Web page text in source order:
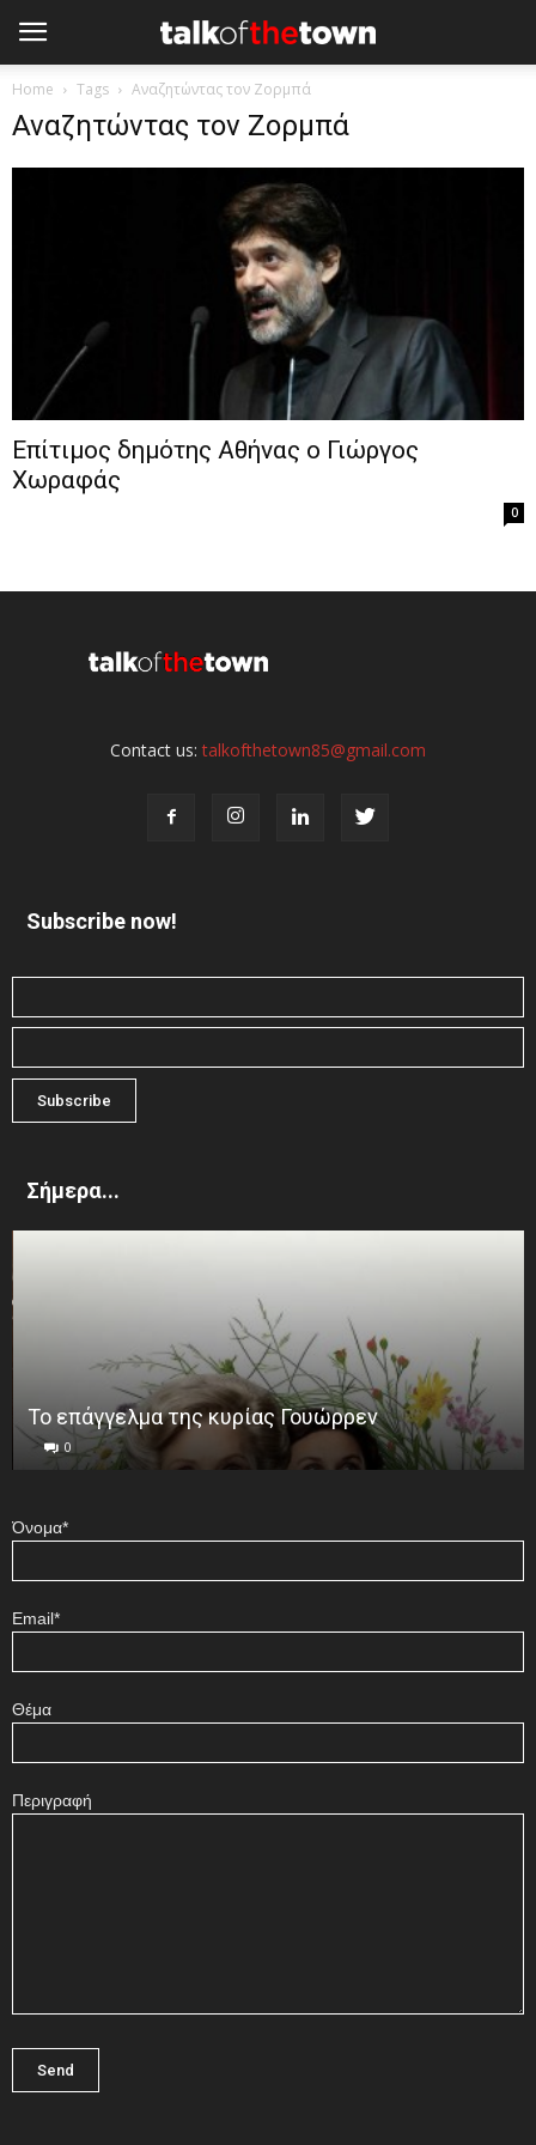
Home Tags Αναζητώντας τον Ζορμπά
Αναζητώντας τον Ζορμπά
Επίτιμος δημότης Αθήνας ο Γιώργος
Χωραφάς
0
Contact us:talkofthetown85@gmail.com
Subscribe now!
Σήμερα...
Το επάγγελμα της κυρίας Γουώρρεν
0
Όνομα*
Email*
Θέμα
Περιγραφή